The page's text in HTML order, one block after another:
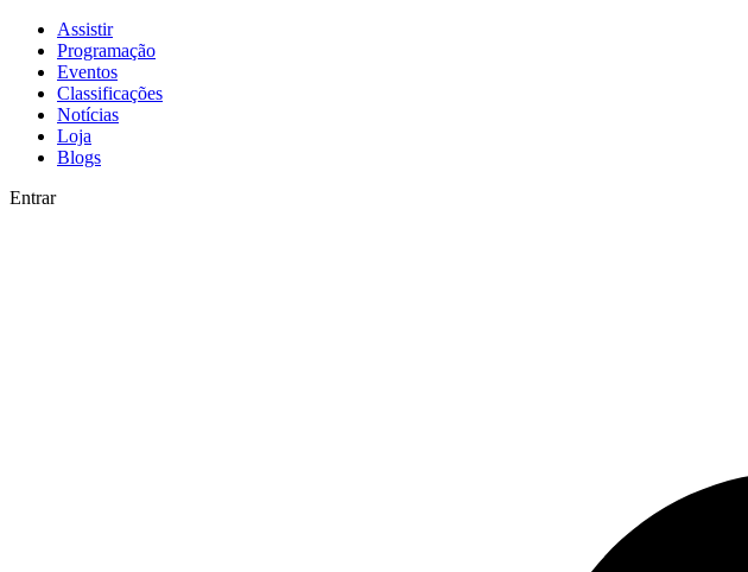
Assistir
Programação
Eventos
Classificações
Notícias
Loja
Blogs
Entrar